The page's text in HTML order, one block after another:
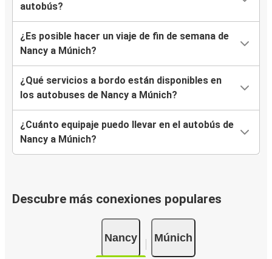
autobús?
¿Es posible hacer un viaje de fin de semana de
Nancy a Múnich?
¿Qué servicios a bordo están disponibles en
los autobuses de Nancy a Múnich?
¿Cuánto equipaje puedo llevar en el autobús de
Nancy a Múnich?
Descubre más conexiones populares
Nancy Múnich